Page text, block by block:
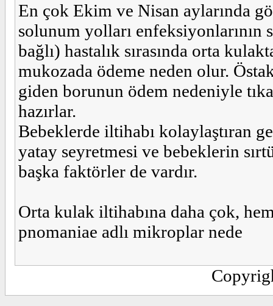
En çok Ekim ve Nisan aylarında
solunum yolları
bağlı) hastalık sırasında orta
mukozada ödeme neden olur.
giden borunun ödem nedeniyle
hazırlar.
Bebeklerde iltihabı kolaylaştıran
yatay seyretmesi ve bebeklerin
başka faktörler de vardır.
Orta kulak iltihabına daha çok,
pnomaniae adlı mikroplar nede